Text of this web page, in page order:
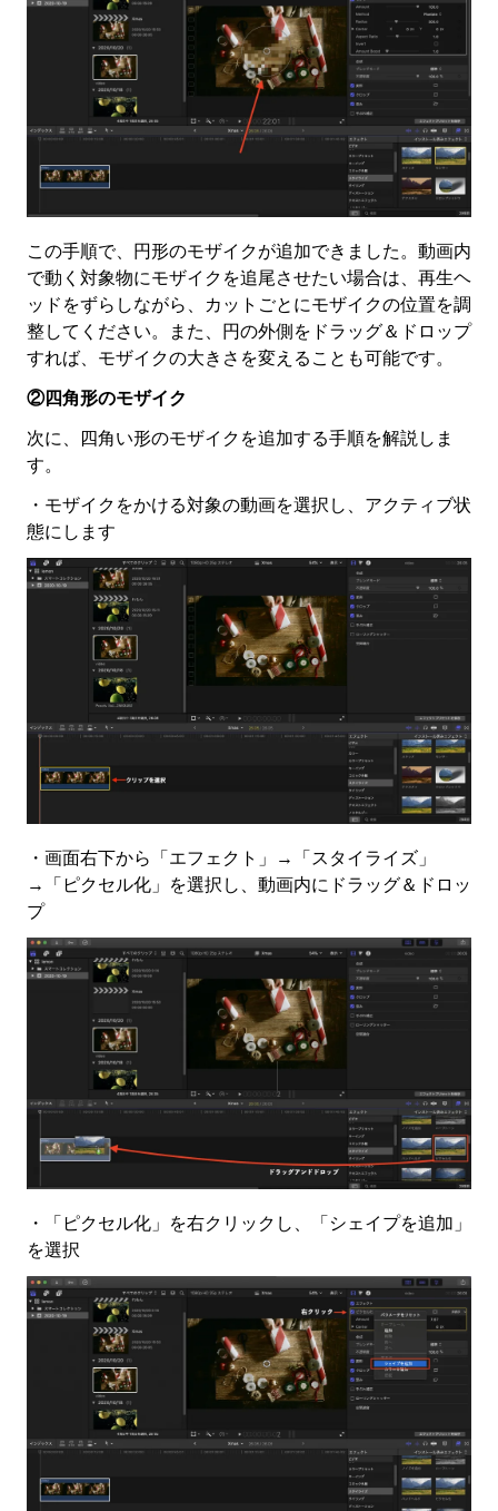
この手順で、円形のモザイクが追加できました。動画内
で動く対象物にモザイクを追尾させたい場合は、再生ヘ
ッドをずらしながら、カットごとにモザイクの位置を調
整してください。また、円の外側をドラッグ＆ドロップ
すれば、モザイクの大きさを変えることも可能です。
②四角形のモザイク
次に、四角い形のモザイクを追加する手順を解説しま
す。
・モザイクをかける対象の動画を選択し、アクティブ状
態にします
・画面右下から「エフェクト」→「スタイライズ」
→「ピクセル化」を選択し、動画内にドラッグ＆ドロッ
プ
・「ピクセル化」を右クリックし、「シェイプを追加」
を選択